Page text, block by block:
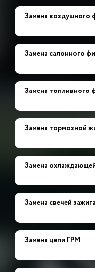
Замена воздушного
Замена салонного
Замена топливного
Замена тормозной
Замена
Замена свечей
Замена цепи ГРМ